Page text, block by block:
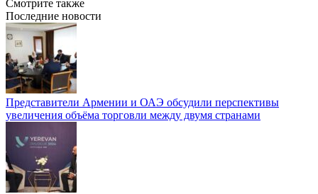
Смотрите также
Последние новости
Представители Армении и ОАЭ обсудили перспективы
увеличения объёма торговли между двумя странами